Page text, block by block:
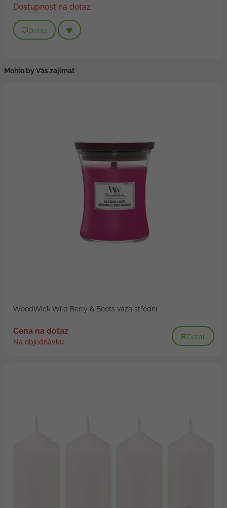
Dostupnost na dotaz
Dotaz
Mohlo by Vás zajímat
WoodWick Wild Berry & Beets váza střední
Cena na dotaz
Na objednávku
Detail